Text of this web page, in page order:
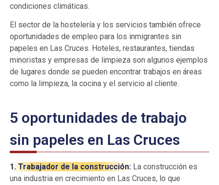
condiciones climáticas.
El sector de la hostelería y los servicios también ofrece
oportunidades de empleo para los inmigrantes sin
papeles en Las Cruces. Hoteles, restaurantes, tiendas
minoristas y empresas de limpieza son algunos ejemplos
de lugares donde se pueden encontrar trabajos en áreas
como la limpieza, la cocina y el servicio al cliente.
5 oportunidades de trabajo
sin papeles en Las Cruces
1. Trabajador de la construcción: La construcción es
una industria en crecimiento en Las Cruces, lo que